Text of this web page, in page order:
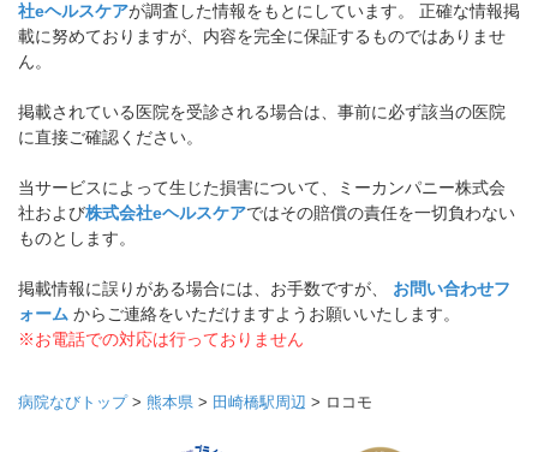
社eヘルスケアが調査した情報をもとにしています。 正確な情報掲
載に努めておりますが、内容を完全に保証するものではありませ
ん。
掲載されている医院を受診される場合は、事前に必ず該当の医院
に直接ご確認ください。
当サービスによって生じた損害について、ミーカンパニー株式会
社および株式会社eヘルスケアではその賠償の責任を一切負わない
ものとします。
掲載情報に誤りがある場合には、お手数ですが、 お問い合わせフ
ォーム からご連絡をいただけますようお願いいたします。
※お電話での対応は行っておりません
病院なびトップ> 熊本県 > 田崎橋駅周辺 > ロコモ